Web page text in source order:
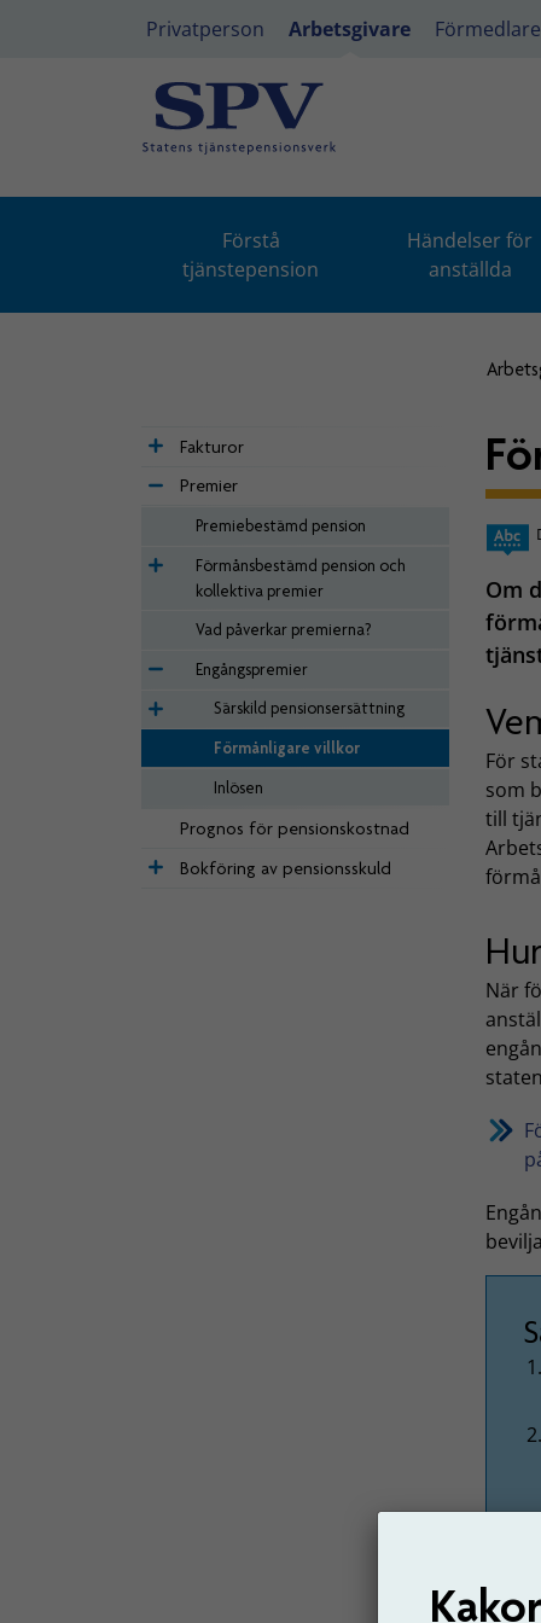
Privatperson Arbetsgivare Förmedlare
Förstå
tjänstepension
Händelser för
anställda
Fakturor
Premier
Premiebestämd pension
Förmånsbestämd pension och
kollektiva premier
Vad påverkar premierna?
Engångspremier
Särskild pensionsersättning
Förmånligare villkor
Inlösen
Prognos för pensionskostnad
Bokföring av pensionsskuld
Om
För
som
till
När
av